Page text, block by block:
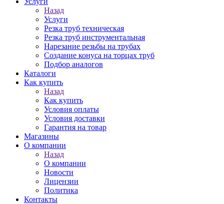
Назад
Услуги
Резка труб техническая
Резка труб инструментальная
Нарезание резьбы на трубах
Создание конуса на торцах труб
Подбор аналогов
Каталоги
Как купить
Назад
Как купить
Условия оплаты
Условия доставки
Гарантия на товар
Магазины
О компании
Назад
О компании
Новости
Лицензии
Политика
Контакты